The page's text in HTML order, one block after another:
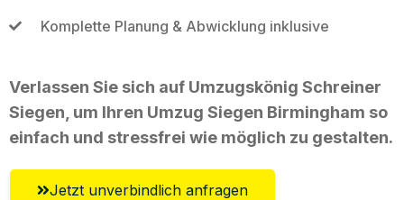
Komplette Planung & Abwicklung inklusive
Verlassen Sie sich auf Umzugskönig Schreiner
Siegen, um Ihren Umzug Siegen Birmingham so
einfach und stressfrei wie möglich zu gestalten.
Jetzt unverbindlich anfragen